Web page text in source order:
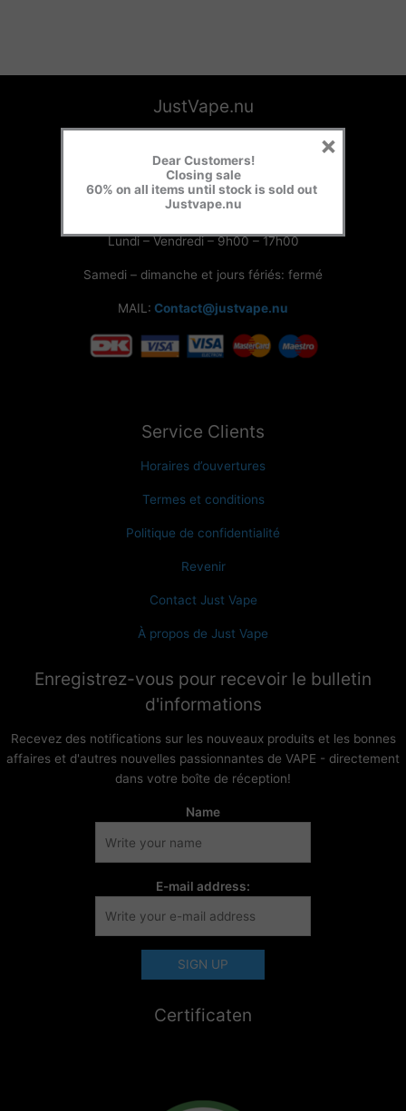
JustVape.nu
Slovaquie
Horaires d’ouvertures:
Lundi – Vendredi – 9h00 – 17h00
Samedi – dimanche et jours fériés: fermé
MAIL: Contact@justvape.nu
Service Clients
Horaires d’ouvertures
Termes et conditions
Politique de confidentialité
Revenir
Contact Just Vape
À propos de Just Vape
Enregistrez-vous pour recevoir le bulletin
d'informations
Recevez des notifications sur les nouveaux produits et les bonnes
affaires et d'autres nouvelles passionnantes de VAPE - directement
dans votre boîte de réception!
Name
E-mail address:
Certificaten
Dear Customers!
Closing sale
60% on all items until stock is sold out
Justvape.nu
×